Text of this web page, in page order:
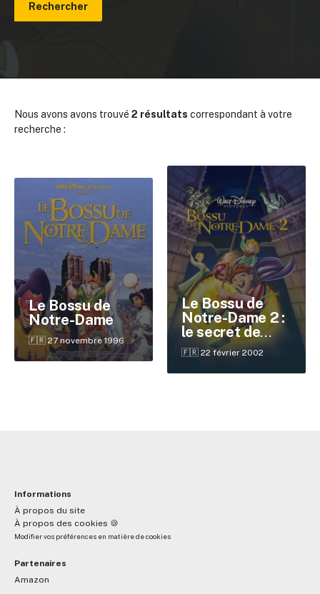
Rechercher
Nous avons avons trouvé 2 résultats correspondant à votre
recherche :
Le Bossu de
Notre-Dame
🇫🇷 27 novembre 1996
Le Bossu de
Notre-Dame 2 :
le secret de
Quasimodo
🇫🇷 22 février 2002
Informations
À propos du site
À propos des cookies 🍪
Modifier vos préférences en matière de cookies
Partenaires
Amazon
✕